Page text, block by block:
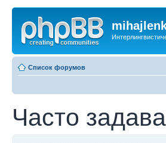
Список форумов
Часто